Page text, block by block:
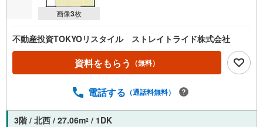
画像3枚
不動産投資TOKYOリスタイル ストレイトライド株式会社
資料をもらう （無料）
電話する （通話料無料）
3階 / 北西 / 27.06m2 / 1DK